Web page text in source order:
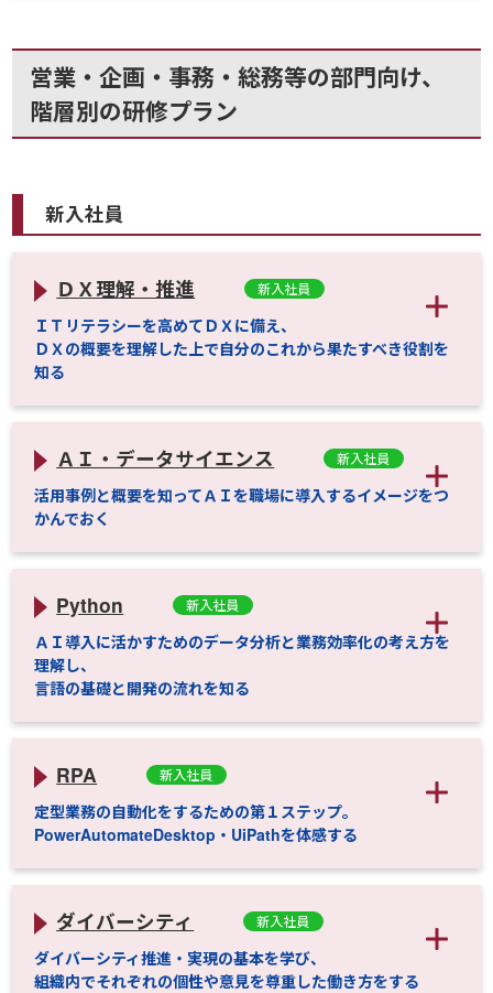
営業・企画・事務・総務等の部門向け、
階層別の研修プラン
新入社員
ＤＸ理解・推進 新入社員
ＩＴリテラシーを高めてＤＸに備え、
ＤＸの概要を理解した上で自分のこれから果たすべき役割を
知る
ＡＩ・データサイエンス 新入社員
活用事例と概要を知ってＡＩを職場に導入するイメージをつ
かんでおく
Python 新入社員
ＡＩ導入に活かすためのデータ分析と業務効率化の考え方を
理解し、
言語の基礎と開発の流れを知る
RPA 新入社員
定型業務の自動化をするための第１ステップ。
PowerAutomateDesktop・UiPathを体感する
ダイバーシティ 新入社員
ダイバーシティ推進・実現の基本を学び、
組織内でそれぞれの個性や意見を尊重した働き方をする